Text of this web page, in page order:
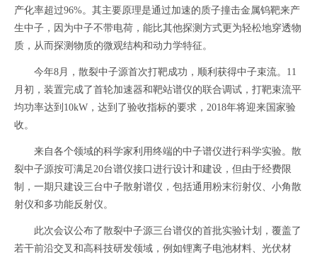
产化率超过96%。其主要原理是通过加速的质子撞击金属钨靶来产
生中子，因为中子不带电荷，能比其他探测方式更为轻松地穿透物
质，从而探测物质的微观结构和动力学特征。
今年8月，散裂中子源首次打靶成功，顺利获得中子束流。11
月初，装置完成了首轮加速器和靶站谱仪的联合调试，打靶束流平
均功率达到10kW，达到了验收指标的要求，2018年将迎来国家验
收。
来自各个领域的科学家利用终端的中子谱仪进行科学实验。散
裂中子源按可满足20台谱仪接口进行设计和建设，但由于经费限
制，一期只建设三台中子散射谱仪，包括通用粉末衍射仪、小角散
射仪和多功能反射仪。
此次会议公布了散裂中子源三台谱仪的首批实验计划，覆盖了
若干前沿交叉和高科技研发领域，例如锂离子电池材料、光伏材